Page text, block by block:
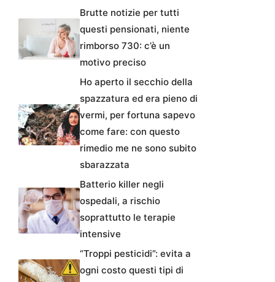
Brutte notizie per tutti
questi pensionati, niente
rimborso 730: c’è un
motivo preciso
Ho aperto il secchio della
spazzatura ed era pieno di
vermi, per fortuna sapevo
come fare: con questo
rimedio me ne sono subito
sbarazzata
Batterio killer negli
ospedali, a rischio
soprattutto le terapie
intensive
“Troppi pesticidi”: evita a
ogni costo questi tipi di